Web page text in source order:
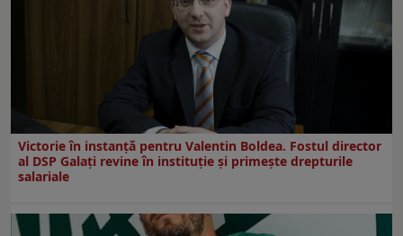
Victorie în instanță pentru Valentin Boldea. Fostul director
al DSP Galați revine în instituție și primește drepturile
salariale